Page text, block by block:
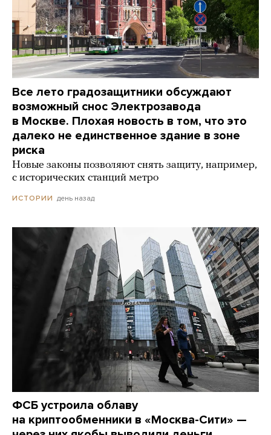
Все лето градозащитники обсуждают
возможный снос Электрозавода
в Москве. Плохая новость в том, что это
далеко не единственное здание в зоне
риска
Новые законы позволяют снять защиту, например,
с исторических станций метро
ИСТОРИИ день назад
ФСБ устроила облаву
на криптообменники в «Москва-Сити» —